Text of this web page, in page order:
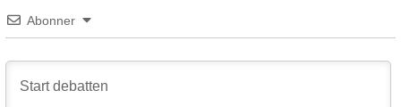
Abonner